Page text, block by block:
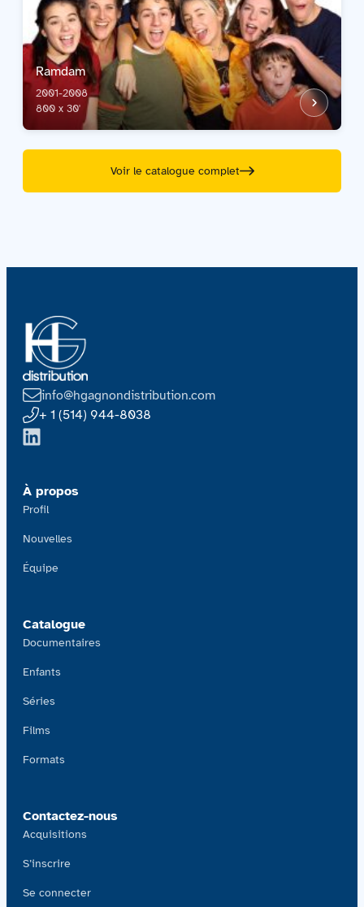
Ramdam
2001-2008
800 x 30'
Voir le catalogue complet
info@hgagnondistribution.com
+ 1 (514) 944-8038
À propos
Profil
Nouvelles
Équipe
Catalogue
Documentaires
Enfants
Séries
Films
Formats
Contactez-nous
Acquisitions
S’inscrire
Se connecter